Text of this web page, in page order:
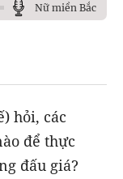
Nữ miền Bắc
hỏi, các
để thực
đấu giá?